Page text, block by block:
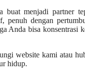
buat menjadi partner
penuh dengan
Anda bisa konsentrasi
website kami atau
hidup.